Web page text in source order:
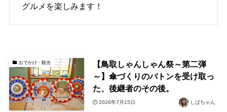
グルメを楽しみます！
おでかけ・観光
【鳥取しゃんしゃん祭～第二弾
～】傘づくりのバトンを受け取っ
た、後継者のその後。
2026年7月15日 しばちゃん